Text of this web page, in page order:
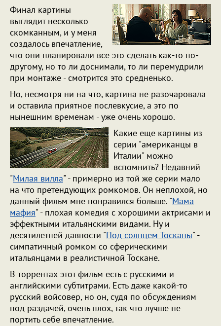
Финал картины
выглядит несколько
скомканным, и у меня
создалось впечатление,
что они планировали все это сделать как-то по-
другому, но то ли доснимали, то ли перемудрили
при монтаже - смотрится это средненько.
Но, несмотря ни на что, картина не разочаровала
и оставила приятное послевкусие, а это по
нынешним временам - уже очень хорошо.
Какие еще картины из
серии "американцы в
Италии" можно
вспомнить? Недавний
"Милая вилла" - примерно из той же серии мало
на что претендующих ромкомов. Он неплохой, но
данный фильм мне понравился больше. "Мама
мафия" - плохая комедия с хорошими актрисами и
эффектными итальянскими видами. Ну и
десятилетней давности "Под солнцем Тосканы" -
симпатичный ромком со сферическими
итальянцами в реалистичной Тоскане.
В торрентах этот фильм есть с русскими и
английскими субтитрами. Есть даже какой-то
русский войсовер, но он, судя по обсуждениям
под раздачей, очень плох, так что лучше не
портить себе впечатление.